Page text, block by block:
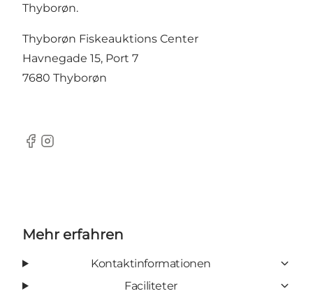
Thyborøn.
Thyborøn Fiskeauktions Center
Havnegade 15, Port 7
7680 Thyborøn
Facebook
Instagram
Mehr erfahren
Kontaktinformationen
Faciliteter